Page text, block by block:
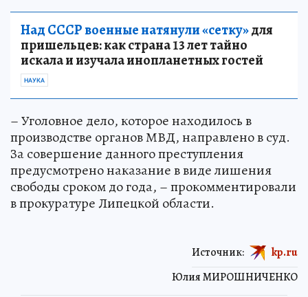
Над СССР военные натянули «сетку»для
пришельцев: как страна 13 лет тайно
искала и изучала инопланетных гостей
НАУКА
– Уголовное дело, которое находилось в
производстве органов МВД, направлено в суд.
За совершение данного преступления
предусмотрено наказание в виде лишения
свободы сроком до года, – прокомментировали
в прокуратуре Липецкой области.
Юлия МИРОШНИЧЕНКО
Источник: kp.ru